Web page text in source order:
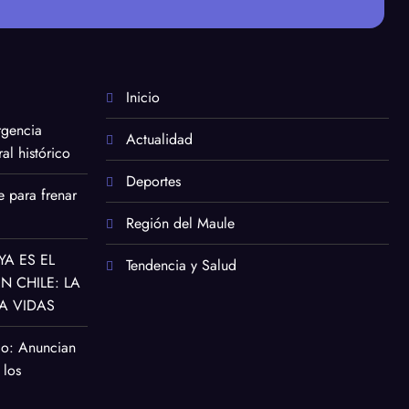
histórico
para frenar
ES EL
CHILE: LA
VIDAS
Anuncian
Inicio
Actualidad
Deportes
Región del Maule
Tendencia y Salud